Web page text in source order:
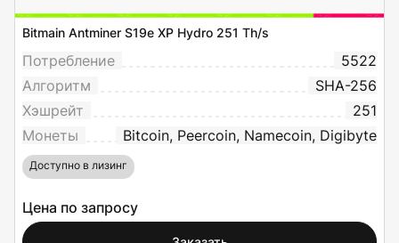
Bitmain Antminer S19e XP Hydro 251 Th/s
Потребление
5522
Алгоритм
SHA-256
Хэшрейт
251
Монеты
Bitcoin, Peercoin, Namecoin, Digibyte
Доступно в лизинг
Цена по запросу